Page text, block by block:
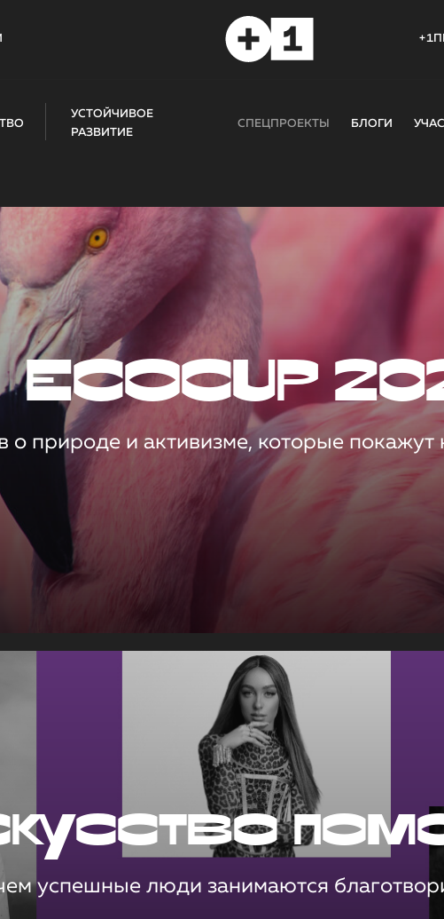
УСТОЙЧИВОЕ
РАЗВИТИЕ
СПЕЦПРОЕКТЫ БЛОГИ
ECOCUP
о природе и активизме, которые покажут
успешные люди занимаются